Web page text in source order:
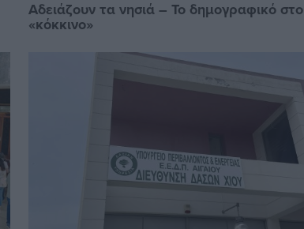
Αδειάζουν τα νησιά – Το δημογραφικό στο
«κόκκινο»